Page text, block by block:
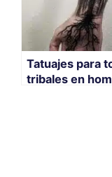
Tatuajes para
tribales en